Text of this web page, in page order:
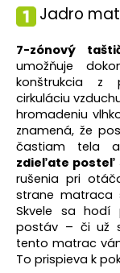
Jadro
7-zónový
umožňuje
konštrukcia z
cirkuláciu
hromadeniu
znamená, že
častiam tela a
zdieľate posteľ
rušenia pri
strane matraca
Skvele sa hodí
postáv – či už
tento matrac
To prispieva k